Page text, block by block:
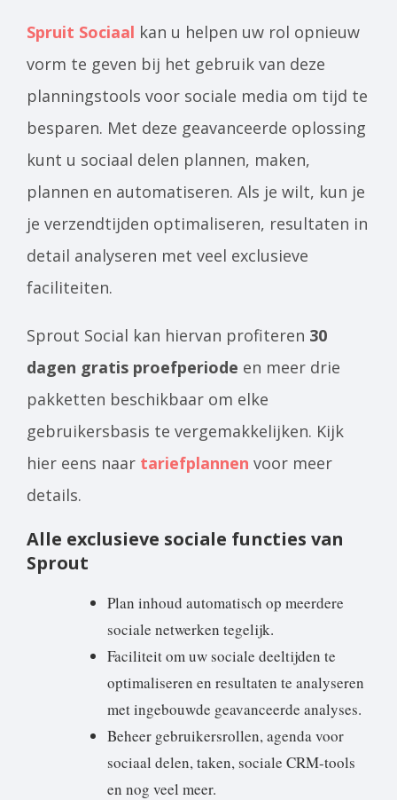
Spruit Sociaal kan u helpen uw rol opnieuw
vorm te geven bij het gebruik van deze
planningstools voor sociale media om tijd te
besparen. Met deze geavanceerde oplossing
kunt u sociaal delen plannen, maken,
plannen en automatiseren. Als je wilt, kun je
je verzendtijden optimaliseren, resultaten in
detail analyseren met veel exclusieve
faciliteiten.
Sprout Social kan hiervan profiteren 30
dagen gratis proefperiode en meer drie
pakketten beschikbaar om elke
gebruikersbasis te vergemakkelijken. Kijk
hier eens naar tariefplannen voor meer
details.
Alle exclusieve sociale functies van
Sprout
Plan inhoud automatisch op meerdere
sociale netwerken tegelijk.
Faciliteit om uw sociale deeltijden te
optimaliseren en resultaten te analyseren
met ingebouwde geavanceerde analyses.
Beheer gebruikersrollen, agenda voor
sociaal delen, taken, sociale CRM-tools
en nog veel meer.